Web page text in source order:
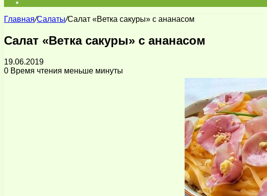
Главная/Салаты/Салат «Ветка сакуры» с ананасом
Салат «Ветка сакуры» с ананасом
19.06.2019
0 Время чтения меньше минуты